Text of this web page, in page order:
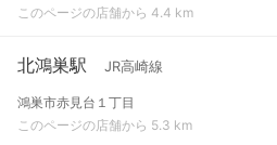
このページの店舗から 4.4 km
北鴻巣駅 JR高崎線
鴻巣市赤見台１丁目
このページの店舗から 5.3 km